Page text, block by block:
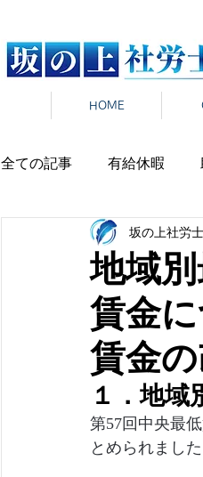
HOME
全ての記事 有給休暇
労働時間 雇用契約
雇用保険 新卒
パワハラ セクハラ
地域
賃金
賃金の
坂の上社労
１．地域
第57回中央最
とめられました